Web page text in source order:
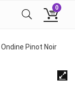
0
Ondine Pinot Noir